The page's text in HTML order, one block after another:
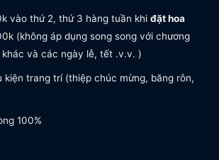
vào thứ 2, thứ 3 hàng tuần khi đặt hoa
(không áp dụng song song với chương
khác và các ngày lễ, tết .v.v. )
kiện trang trí (thiệp chúc mừng, băng rôn,
100%